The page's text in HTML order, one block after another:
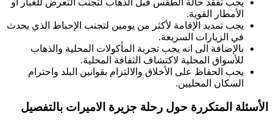
يجب تفقد حالة الطقس قبل الذهاب لتجنب التعرض للغبار أو
الأمطار القوية.
يجب تمديد الإقامة لأكثر من يومين لتجنب الإحباط الذي يحدث
في الزيارات السريعة.
بالإضافة الى انه يجب تجربة المأكولات المحلية والذهاب
للأسواق المحلية لاكتشاف الثقافة المحلية.
يجب الحفاظ على الأخلاق والالتزام بقوانين البلد واحترام
السكان المحليين.
الأسئلة المتكررة حول رحلة جزيرة الاميرات بالتفصيل